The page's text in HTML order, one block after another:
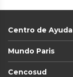
Centro de Ayuda
Mundo Paris
Cencosud